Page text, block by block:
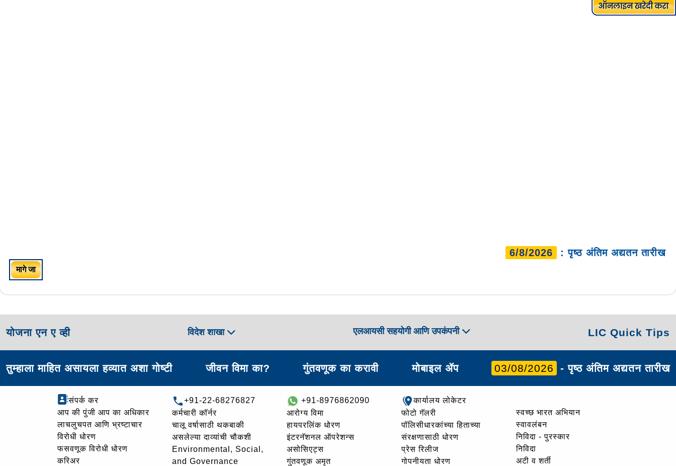
6/8/2026 : पृष्ठ अंतिम अद्यतन तारीख
मागे जा
योजना एन ए व्ही विदेश शाखा एलआयसी सहयोगी आणि उपकंपनी LIC Quick Tips
तुम्हाला माहित असायला हव्यात अशा गोष्टी जीवन विमा का? गुंतवणूक का करावी मोबाइल ॲप 03/08/2026 - पृष्ठ अंतिम अद्यतन तारीख
संपर्क कर
आप की पुंजी आप का अधिकार
लाचलुचपत आणि भ्रष्टाचार
विरोधी धोरण
फसवणूक विरोधी धोरण
करिअर
+91-22-68276827
कर्मचारी कॉर्नर
चालू वर्षासाठी थकबाकी
असलेल्या दाव्यांची चौकशी
Environmental, Social,
and Governance
+91-8976862090
आरोग्य विमा
हायपरलिंक धोरण
इंटरनॅशनल ऑपरेशन्स
असोसिएट्स
गुंतवणूक अमृत
कार्यालय लोकेटर
फोटो गॅलरी
पॉलिसीधारकांच्या हिताच्या
संरक्षणासाठी धोरण
प्रेस रिलीज
गोपनीयता धोरण
स्वच्छ भारत अभियान
स्वावलंबन
निविदा - पुरस्कार
निविदा
अटी व शर्ती